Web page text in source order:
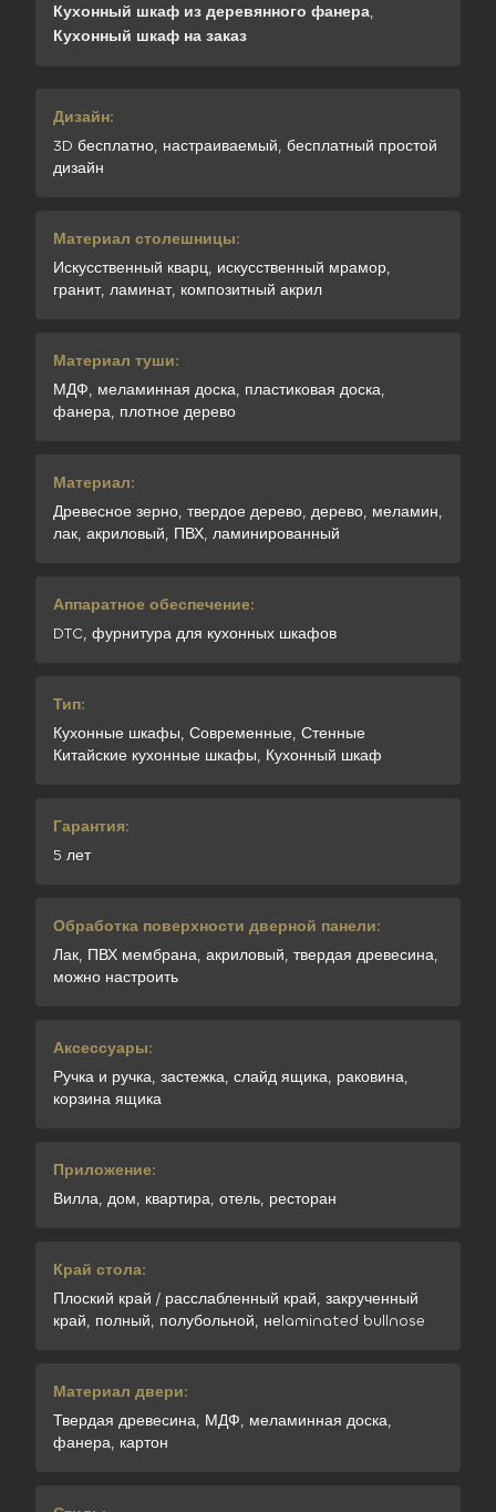
Кухонный шкаф из деревянного фанера,
Кухонный шкаф на заказ
Дизайн:
3D бесплатно, настраиваемый, бесплатный простой
дизайн
Материал столешницы:
Искусственный кварц, искусственный мрамор,
гранит, ламинат, композитный акрил
Материал туши:
МДФ, меламинная доска, пластиковая доска,
фанера, плотное дерево
Материал:
Древесное зерно, твердое дерево, дерево, меламин,
лак, акриловый, ПВХ, ламинированный
Аппаратное обеспечение:
DTC, фурнитура для кухонных шкафов
Тип:
Кухонные шкафы, Современные, Стенные
Китайские кухонные шкафы, Кухонный шкаф
Гарантия:
5 лет
Обработка поверхности дверной панели:
Лак, ПВХ мембрана, акриловый, твердая древесина,
можно настроить
Аксессуары:
Ручка и ручка, застежка, слайд ящика, раковина,
корзина ящика
Приложение:
Вилла, дом, квартира, отель, ресторан
Край стола:
Плоский край / расслабленный край, закрученный
край, полный, полубольной, неlaminated bullnose
Материал двери:
Твердая древесина, МДФ, меламинная доска,
фанера, картон